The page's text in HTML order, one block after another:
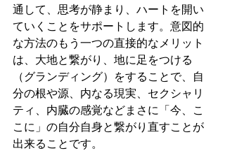
通して、思考が静まり、ハートを開い
ていくことをサポートします。意図的
な方法のもう一つの直接的なメリット
は、大地と繋がり、地に足をつける
（グランディング）をすることで、自
分の根や源、内なる現実、セクシャリ
ティ、内臓の感覚などまさに「今、こ
こに」の自分自身と繋がり直すことが
出来ることです。